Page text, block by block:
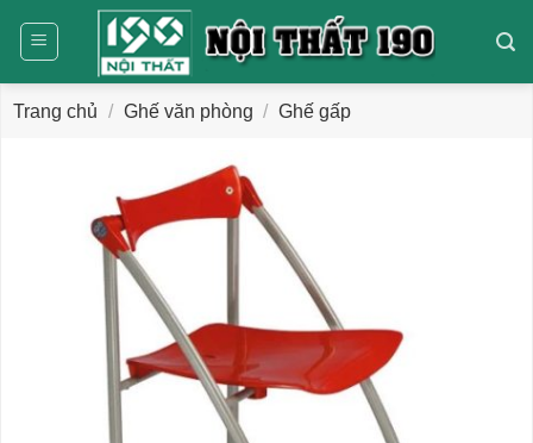
dung
Trang chủ / Ghế văn phòng / Ghế gấp